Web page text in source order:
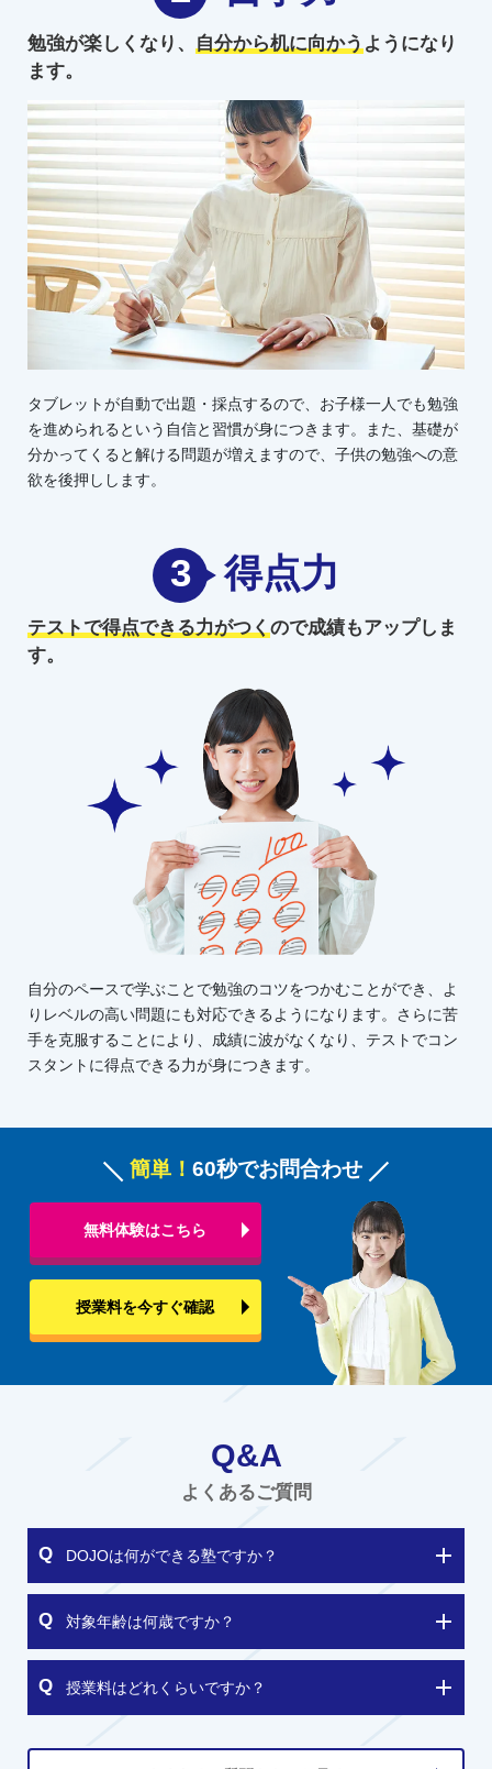
勉強が楽しくなり、 自分から机に向かうようになり
ます。
タブレットが自動で出題・採点するので、お子様一人でも勉強
を進められるという自信と習慣が身につきます。また、基礎が
分かってくると解ける問題が増えますので、子供の勉強への意
欲を後押しします。
3 得点力
テストで得点できる力がつくので成績もアップしま
す。
自分のペースで学ぶことで勉強のコツをつかむことができ、よ
りレベルの高い問題にも対応できるようになります。さらに苦
手を克服することにより、成績に波がなくなり、テストでコン
スタントに得点できる力が身につきます。
簡単！ 60秒でお問合わせ
無料体験はこちら
授業料を今すぐ確認
Q&A
よくあるご質問
DOJOは何ができる塾ですか？
対象年齢は何歳ですか？
授業料はどれくらいですか？